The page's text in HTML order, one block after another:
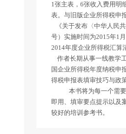
1张主表， 6张收入费用明
表。与旧版企业所得税申
《关于发布〈中华人民
号）实施时间为2015年1 月
2014年度企业所得税汇算
作者长期从事一线教学
国企业所得税年度纳税申
得税申报表填审技巧与政
本书将为每一个需
即用、填审要点提示以及
较好的培训参考书。